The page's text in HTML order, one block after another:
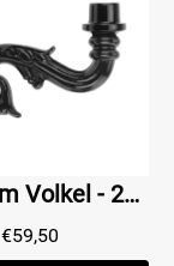
Wandarm Volkel - 23 cm
€59,50